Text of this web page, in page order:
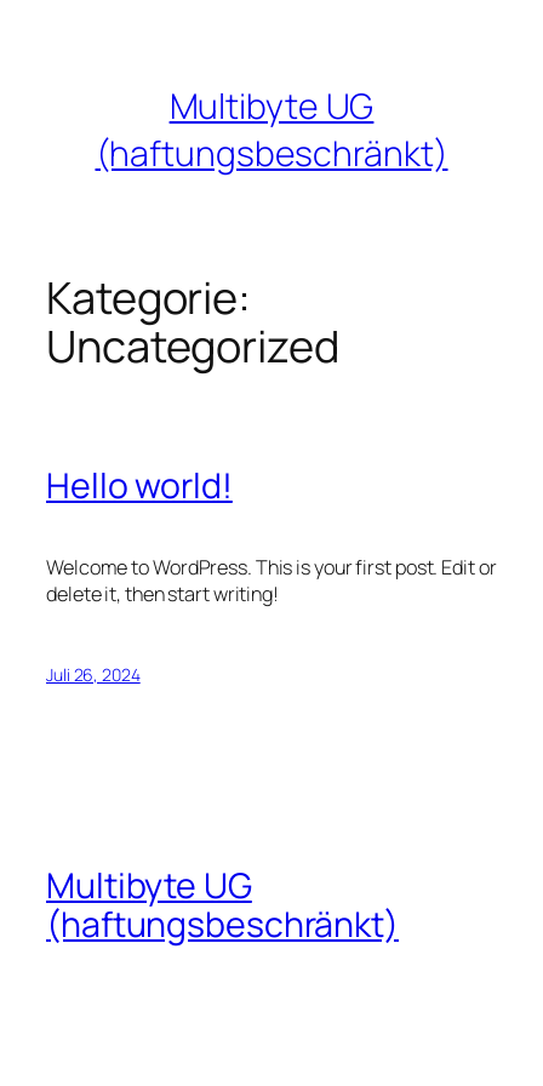
Multibyte UG
(haftungsbeschränkt)
Kategorie:
Uncategorized
Hello world!
Welcome to WordPress. This is your first post. Edit or
delete it, then start writing!
Juli 26, 2024
Multibyte UG
(haftungsbeschränkt)